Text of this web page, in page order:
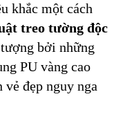
khắc một cách
treo tường độc
bởi những
PU vàng cao
vẻ đẹp nguy nga